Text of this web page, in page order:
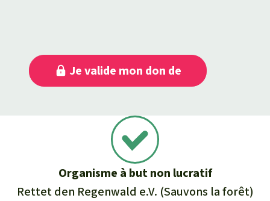
Je valide mon don de
Organisme à but non lucratif
Rettet den Regenwald e.V. (Sauvons la forêt)